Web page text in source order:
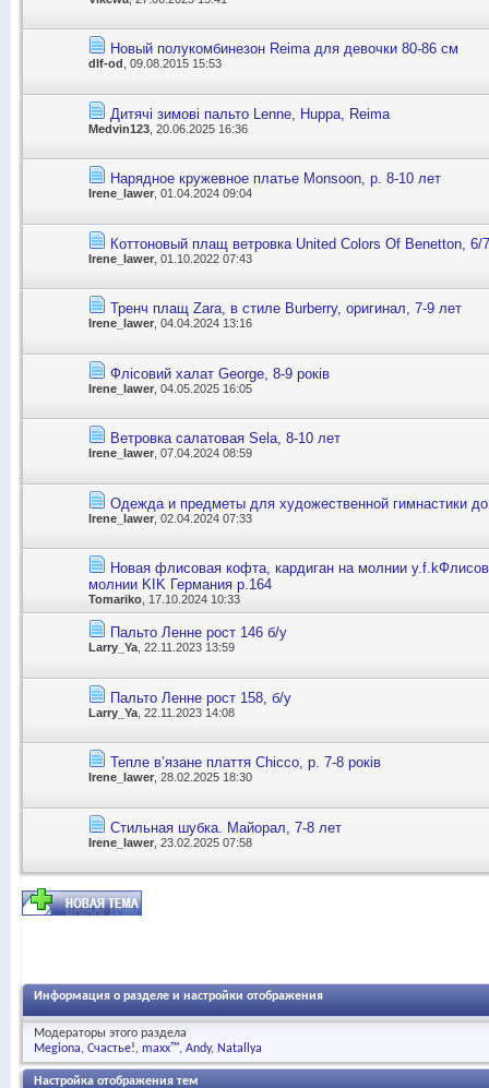
Новый полукомбинезон Reima для девочки 80-86 см
dlf-od , 09.08.2015 15:53
Дитячі зимові пальто Lenne, Huppa, Reima
Medvin123 , 20.06.2025 16:36
Нарядное кружевное платье Monsoon, p. 8-10 лет
Irene_lawer , 01.04.2024 09:04
Коттоновый плащ ветровка United Colors Of Benetton, 6/
Irene_lawer , 01.10.2022 07:43
Тренч плащ Zara, в стиле Burberry, оригинал, 7-9 лет
Irene_lawer , 04.04.2024 13:16
Флісовий халат George, 8-9 років
Irene_lawer , 04.05.2025 16:05
Ветровка салатовая Sela, 8-10 лет
Irene_lawer , 07.04.2024 08:59
Одежда и предметы для художественной гимнастики
Irene_lawer , 02.04.2024 07:33
Новая флисовая кофта, кардиган на молнии
молнии KIK Германия р.164
Tomariko , 17.10.2024 10:33
Пальто Ленне рост 146 б/у
Larry_Ya, 22.11.2023 13:59
Пальто Ленне рост 158, б/у
Larry_Ya , 22.11.2023 14:08
Тепле вʼязане плаття Chicco, р. 7-8 років
Irene_lawer , 28.02.2025 18:30
Стильная шубка. Майорал, 7-8 лет
Irene_lawer , 23.02.2025 07:58
Информация о разделе и настройки отображения
Модераторы этого раздела
Megiona Счастье! maxx™ Andy Natallya
Настройка отображения тем